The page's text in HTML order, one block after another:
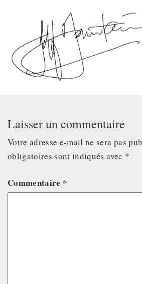
Laisser un commentaire
Votre adresse e-mail ne sera pas
obligatoires sont indiqués avec *
Commentaire *